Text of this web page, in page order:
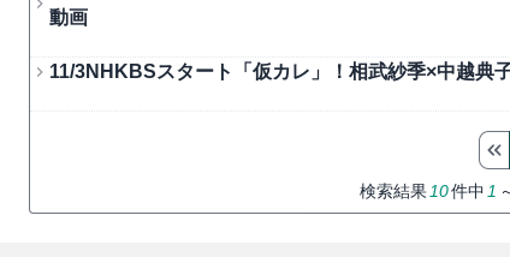
動画
11/3NHKBSスタート「仮カレ」！相武紗季×中越
検索結果 10件中 1